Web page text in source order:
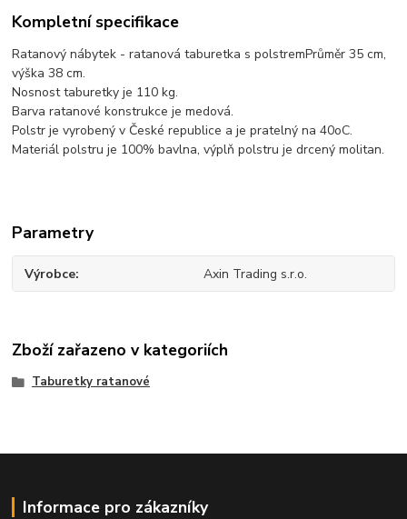
Kompletní specifikace
Ratanový nábytek - ratanová taburetka s polstremPrůměr 35 cm,
výška 38 cm.
Nosnost taburetky je 110 kg.
Barva ratanové konstrukce je medová.
Polstr je vyrobený v České republice a je pratelný na 40oC.
Materiál polstru je 100% bavlna, výplň polstru je drcený molitan.
Parametry
Výrobce Axin Trading s.r.o.
Zboží zařazeno v kategoriích
Taburetky ratanové
Informace pro zákazníky